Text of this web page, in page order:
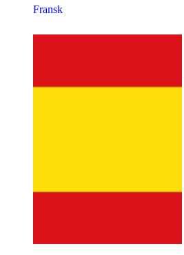
Fransk